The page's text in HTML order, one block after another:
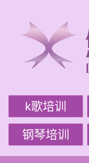
k歌培训
钢琴培训